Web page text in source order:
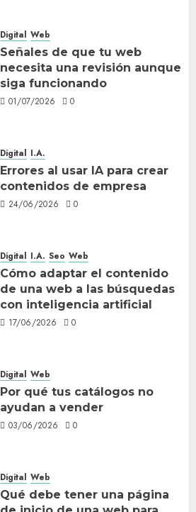
Digital Web
Señales de que tu web
necesita una revisión aunque
siga funcionando
01/07/2026 0
Digital I.A.
Errores al usar IA para crear
contenidos de empresa
24/06/2026 0
Digital I.A. Seo Web
Cómo adaptar el contenido
de una web a las búsquedas
con inteligencia artificial
17/06/2026 0
Digital Web
Por qué tus catálogos no
ayudan a vender
03/06/2026 0
Digital Web
Qué debe tener una página